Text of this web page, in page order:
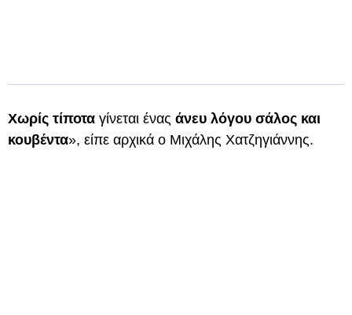
Χωρίς τίποτα γίνεται ένας άνευ λόγου σάλος και
κουβέντα», είπε αρχικά ο Μιχάλης Χατζηγιάννης.